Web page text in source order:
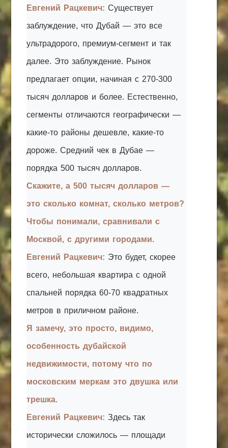
Евгений Рацкевич: Существует
заблуждение, что Дубай — это все
ультрадорого, премиум-сегмент и так
далее. Это заблуждение. Рынок
предлагает опции, начиная с 270-300
тысяч долларов и более. Естественно,
сегменты отличаются географически —
какие-то районы дешевле, какие-то
дороже. Средний чек в Дубае —
порядка 500 тысяч долларов.
Скажите, а 500 тысяч долларов —
это сколько комнат, сколько метров?
Чтобы понимали, сравнивали с
Москвой, с другими городами.
Евгений Рацкевич: Это будет, скорее
всего, небольшая квартира с одной
спальней порядка 60-70 квадратных
метров в приличном районе.
Я замечу, это просто, видимо,
особенность дубайской
недвижимости, потому что по
московским меркам это двушка или
трешка.
Евгений Рацкевич: Здесь так
исторически сложилось — площади